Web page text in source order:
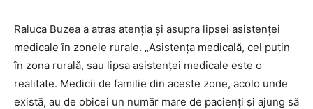
Raluca Buzea a atras atenţia şi asupra lipsei asistenţei
medicale în zonele rurale. „Asistenţa medicală, cel puţin
în zona rurală, sau lipsa asistenţei medicale este o
realitate. Medicii de familie din aceste zone, acolo unde
există, au de obicei un număr mare de pacienţi şi ajung să